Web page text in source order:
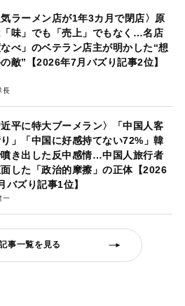
気ラーメン店が1年3カ月で閉店〉原
「味」でも「売上」でもなく…名店
なべ」のベテラン店主が明かした“想
敵”【2026年7月バズり記事2位】
長
近平に特大ブーメラン〉「中国人客
」「中国に好感持てない72%」韓
噴き出した反中感情…中国人旅行者
した「政治的摩擦」の正体【2026
バズり記事1位】
一
事一覧を見る